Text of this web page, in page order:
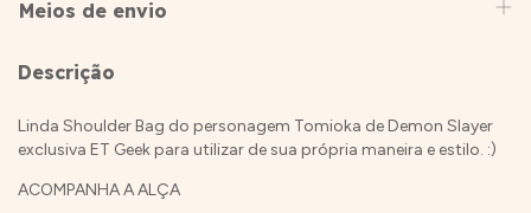
Meios de envio
Descrição
Linda Shoulder Bag do personagem Tomioka de Demon Slayer
exclusiva ET Geek para utilizar de sua própria maneira e estilo. :)
ACOMPANHA A ALÇA